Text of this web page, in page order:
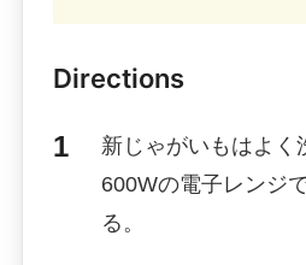
Directions
新じゃがいもはよく
600Wの電子レンジ
る。